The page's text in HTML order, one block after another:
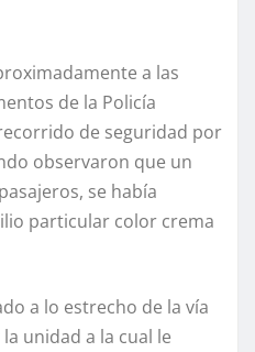
a las
de la Policía
de seguridad por
observaron que un
se había
particular color crema
a lo estrecho de la vía
unidad a la cual le